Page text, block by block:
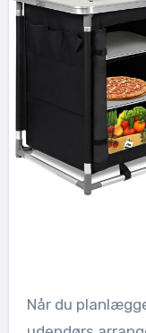
Når du planlægger en campingtur eller et